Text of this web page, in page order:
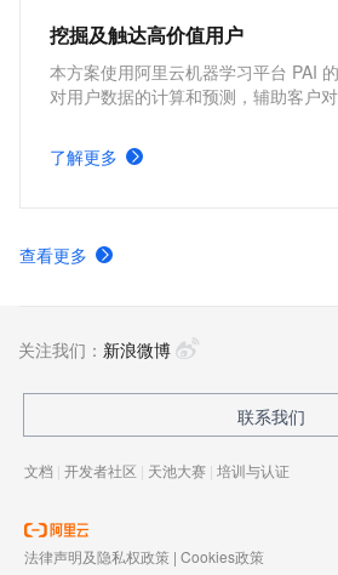
挖掘及触达高价值用户
本方案使用阿里云机器学习平台 PAI
对用户数据的计算和预测，辅助客户
景，帮助客户降低成本，提高效率，客
触达用户，完成营销触达的全链路操作
了解更多
查看更多
关注我们： 新浪微博
联系我们
文档 | 开发者社区 | 天池大赛 | 培训与认证
法律声明及隐私权政策 | Cookies政策